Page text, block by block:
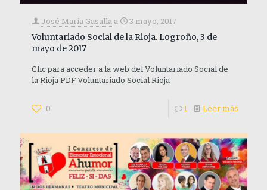
José María Gasalla a
3 mayo, 2017
Voluntariado Social de la Rioja. Logroño, 3 de
mayo de 2017
Clic para acceder a la web del Voluntariado Social de
la Rioja PDF Voluntariado Social Rioja
0 1 Leer más